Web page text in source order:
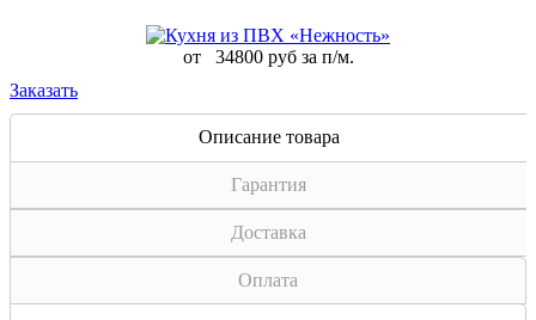
от
34800 руб за п/м.
Заказать
Описание товара
Гарантия
Доставка
Оплата